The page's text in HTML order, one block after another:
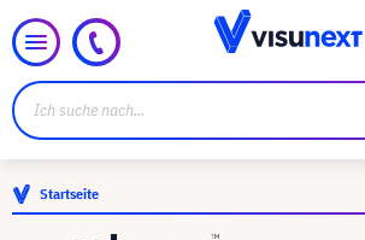
Startseite